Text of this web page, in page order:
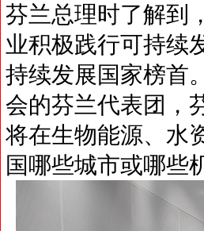
芬兰总理时了解到
业积极践行可持续
持续发展国家榜首
会的芬兰代表团，
将在生物能源、水
国哪些城市或哪些